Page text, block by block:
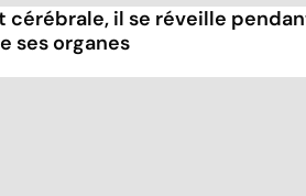
cérébrale, il se réveille
ses organes